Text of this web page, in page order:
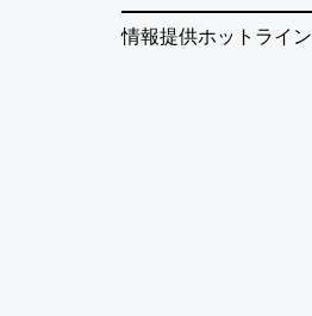
情報提供ホットライン